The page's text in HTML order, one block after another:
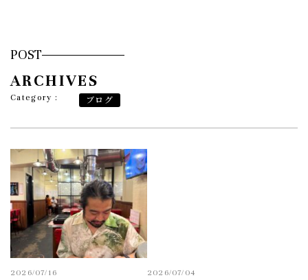
POST
ARCHIVES
Category : ブログ
2026/07/16 2026/07/04